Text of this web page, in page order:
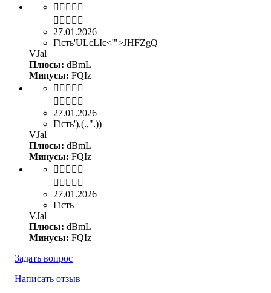


27.01.2026
Гість'ULcLIc<'">JHFZgQ
VJal
Плюсы: dBmL
Минусы: FQIz


27.01.2026
Гість'),(.,".))
VJal
Плюсы: dBmL
Минусы: FQIz


27.01.2026
Гість
VJal
Плюсы: dBmL
Минусы: FQIz
Задать вопрос
Написать отзыв